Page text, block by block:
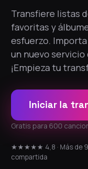
Transfiere listas
favoritas y
esfuerzo.
un nuevo
¡Empieza tu
Iniciar la
Gratis para 600
★★★★★ 4,8 · Más de
compartida